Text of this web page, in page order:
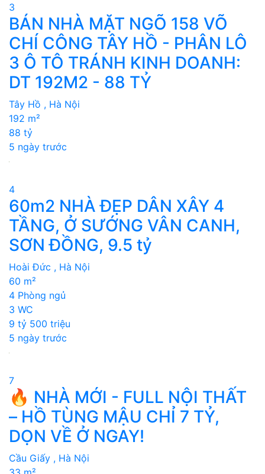
3
BÁN NHÀ MẶT NGÕ 158 VÕ
CHÍ CÔNG TÂY HỒ - PHÂN LÔ
3 Ô TÔ TRÁNH KINH DOANH:
DT 192M2 - 88 TỶ
Tây Hồ , Hà Nội
192 m²
88 tỷ
5 ngày trước
4
60m2 NHÀ ĐẸP DÂN XÂY 4
TẦNG, Ở SƯỚNG VÂN CANH,
SƠN ĐỒNG, 9.5 tỷ
Hoài Đức , Hà Nội
60 m²
4 Phòng ngủ
3 WC
9 tỷ 500 triệu
5 ngày trước
7
🔥 NHÀ MỚI - FULL NỘI THẤT
– HỒ TÙNG MẬU CHỈ 7 TỶ,
DỌN VỀ Ở NGAY!
Cầu Giấy , Hà Nội